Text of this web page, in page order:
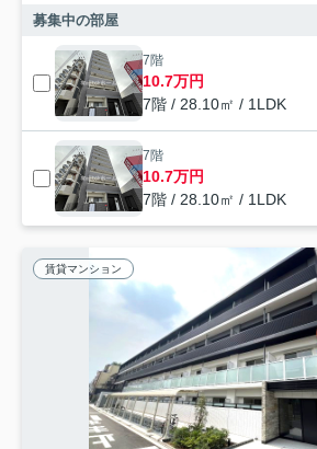
募集中の部屋
7階
10.7万円
7階 / 28.10㎡ / 1LDK
7階
10.7万円
7階 / 28.10㎡ / 1LDK
賃貸マンション